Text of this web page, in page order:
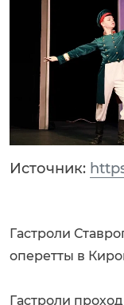
Источник:
Гастроли
оперетты в
Гастроли